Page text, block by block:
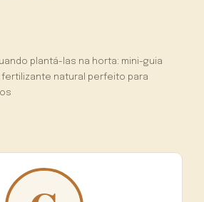
plantá-las na horta: mini-guia
fertilizante natural perfeito para